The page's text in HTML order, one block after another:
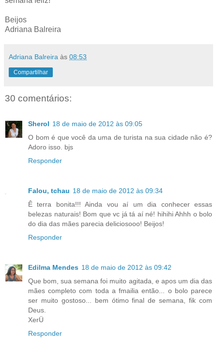
Beijos
Adriana Balreira
Adriana Balreira às 08:53
Compartilhar
30 comentários:
Sherol 18 de maio de 2012 às 09:05
O bom é que você da uma de turista na sua cidade não é?
Adoro isso. bjs
Responder
Falou, tchau 18 de maio de 2012 às 09:34
Ê terra bonita!!! Ainda vou aí um dia conhecer essas
belezas naturais! Bom que vc já tá aí né! hihihi Ahhh o bolo
do dia das mães parecia deliciosooo! Beijos!
Responder
Edilma Mendes 18 de maio de 2012 às 09:42
Que bom, sua semana foi muito agitada, e apos um dia das
mães completo com toda a fmailia então... o bolo parece
ser muito gostoso... bem ótimo final de semana, fik com
Deus.
XerÜ
Responder